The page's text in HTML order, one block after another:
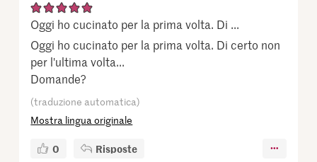
Oggi ho cucinato per la prima volta. Di ...
Oggi ho cucinato per la prima volta. Di certo non
per l'ultima volta...
Domande?
(traduzione automatica)
Mostra lingua originale
0 Risposte